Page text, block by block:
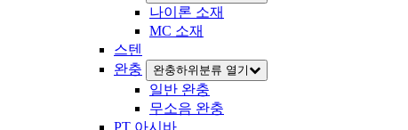
나이론 소재
MC 소재
스텐
완충
완충하위분류 열기
일반 완충
무소음 완충
PT 아시바